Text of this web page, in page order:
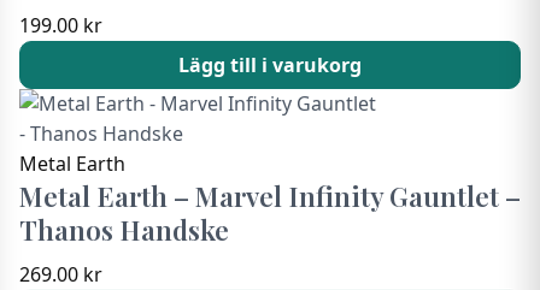
199.00 kr
Lägg till i varukorg
Metal Earth
Metal Earth – Marvel Infinity Gauntlet –
Thanos Handske
269.00 kr